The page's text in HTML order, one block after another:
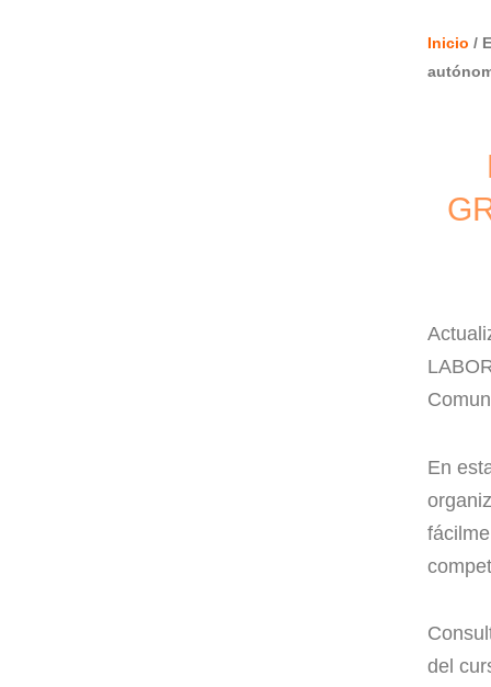
Inicio /
En
del